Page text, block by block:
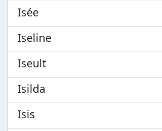
Isée
Iseline
Iseult
Isilda
Isis